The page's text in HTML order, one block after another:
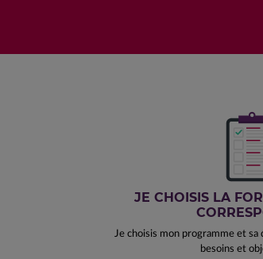
JE CHOISIS LA
Je choisis mon programme et sa
besoins et